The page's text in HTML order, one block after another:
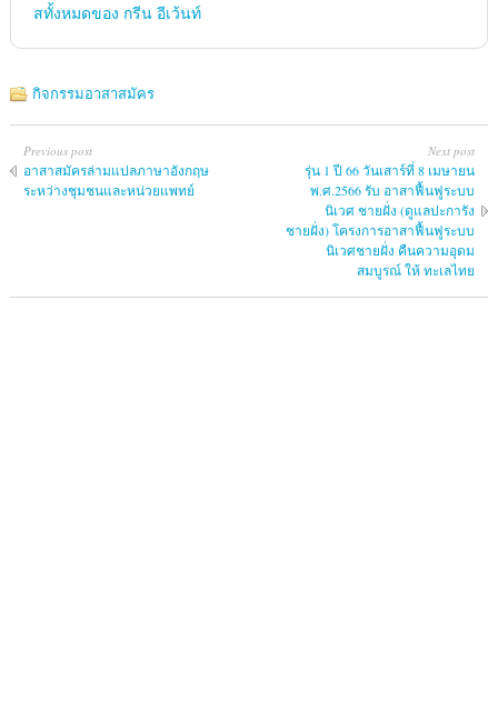
สทั้งหมดของ กรีน อีเว้นท์
กิจกรรมอาสาสมัคร
Previous post
อาสาสมัครล่ามแปลภาษาอังกฤษ
ระหว่างชุมชนและหน่วยแพทย์
Next post
รุ่น 1 ปี 66 วันเสาร์ที่ 8 เมษายน
พ.ศ.2566 รับ อาสาฟื้นฟูระบบ
นิเวศ ชายฝั่ง (ดูแลปะการัง
ชายฝั่ง) โครงการอาสาฟื้นฟูระบบ
นิเวศชายฝั่ง คืนความอุดม
สมบูรณ์ ให้ ทะเลไทย